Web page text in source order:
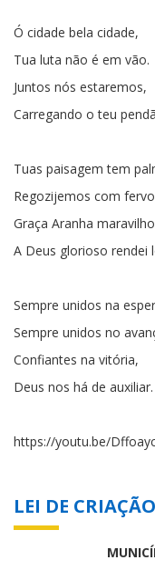
Ó cidade bela cidade,
Tua luta não é em vão.
Juntos nós estaremos,
Carregando o teu
Tuas paisagem tem
Regozijemos com
Graça Aranha
A Deus glorioso rendei
Sempre unidos na
Sempre unidos no
Confiantes na vitória,
Deus nos há de auxiliar.
https://youtu.be/
LEI DE CRIAÇÃO